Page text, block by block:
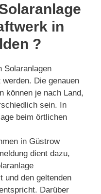
in
?
Solaranlagen
Die genauen
können je nach Land,
sein. In
beim örtlichen
in Güstrow
dient dazu,
und den geltenden
Darüber